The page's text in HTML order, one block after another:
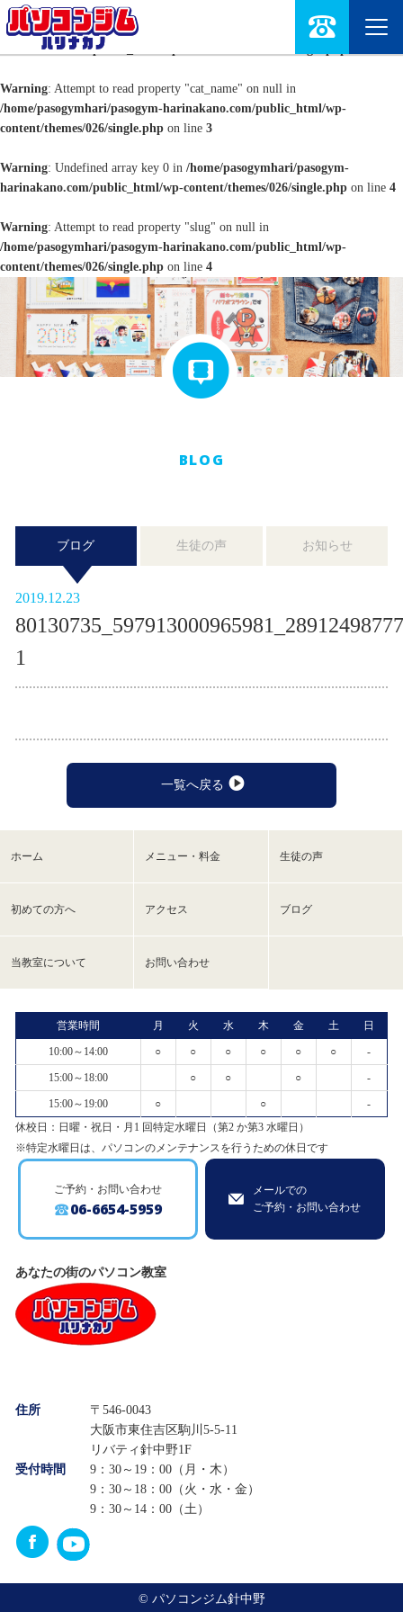
Warning: Undefined array key 0 in
/home/pasogymhari/pasogym-
harinakano.com/public_html/wp-content/themes/026/single.php
Warning: Attempt to read property "cat_name" on null in
/home/pasogymhari/pasogym-harinakano.com/public_html/wp-
content/themes/026/single.php on line 3
Warning: Undefined array key 0 in /home/pasogymhari/pasogym-
harinakano.com/public_html/wp-content/themes/026/single.php on line 4
Warning: Attempt to read property "slug" on null in
/home/pasogymhari/pasogym-harinakano.com/public_html/wp-
content/themes/026/single.php on line 4
BLOG
ブログ 生徒の声 お知らせ
2019.12.23
1
一覧へ戻る
ホーム
初めての方へ
当教室について
メニュー・料金
アクセス
お問い合わせ
生徒の声
ブログ
営業時間 月 火 水 木 金 土 日
10:00～14:00 ○ ○ ○ ○ ○ ○ -
15:00～18:00 ○ ○ ○ -
15:00～19:00 ○ ○ -
休校日：日曜・祝日・月1 回特定水曜日（第2 か第3 水曜日）
※特定水曜日は、パソコンのメンテナンスを行うための休日です
ご予約・お問い合わせ
06-6654-5959
メールでの
ご予約・お問い合わせ
あなたの街のパソコン教室
住所
〒546-0043
大阪市東住吉区駒川5-5-11
リバティ針中野1F
受付時間
9：30～19：00（月・木）
9：30～18：00（火・水・金）
9：30～14：00（土）
© パソコンジム針中野